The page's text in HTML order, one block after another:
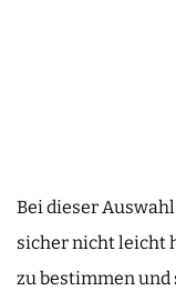
Bei dieser
sicher nicht leicht
zu bestimmen